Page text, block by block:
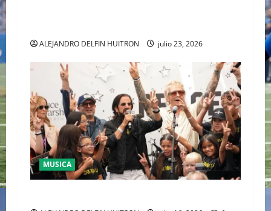
ALEJANDRO DELFIN HUITRON julio 23, 2026
MUSICA